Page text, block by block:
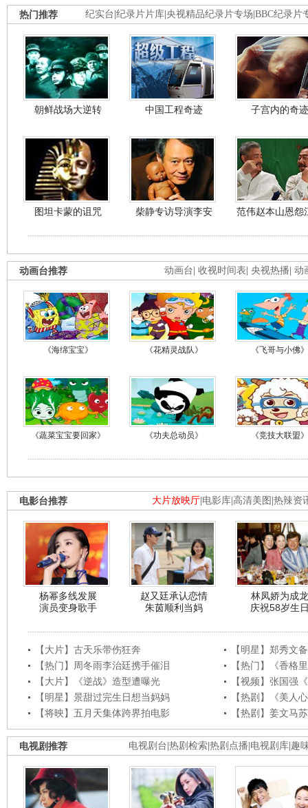
纪实台 纪录片片库 央视精品纪录片专场 BBC纪录片
热门推荐
朝鲜战场大逆转 中国工程奇迹 子宫内的奇迹
图坦卡蒙的诅咒 柴静专访导演李安 范伟赵本山恩怨
动画台 收视时间表 央视热播 动
动画台推荐
《海绵宝宝》 《花精灵战队》 《飞哥与小佛》
《蔬菜宝宝要回家》 《功夫总动员》 《竞技大联盟》
大片放映厅 电影库 高清美图 热辣资
电影台推荐
杨幂多线发展
演员变身歌手
赵又廷承认恋情
朱茵顺利当妈
林凤娇为成龙
庆祝58岁生
【大片】古天乐带伤狂奔
【明星】郑秀文
【热门】周冬雨李治廷携手催泪
【热门】《香格
【大片】《逆战》造型遭曝光
【视频】张国强
【明星】景甜过完生日想当妈妈
【热剧】《美人
【将映】五月天集体跨界拍电影
【热剧】姜文马
电视剧台 热剧检索 热剧点播 电视剧库 趣
电视剧推荐